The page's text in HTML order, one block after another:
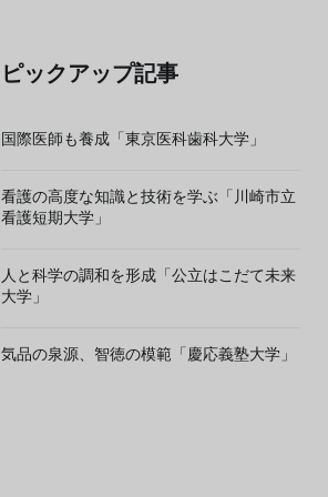
ピックアップ記事
国際医師も養成「東京医科歯科大学」
看護の高度な知識と技術を学ぶ「川崎市立
看護短期大学」
人と科学の調和を形成「公立はこだて未来
大学」
気品の泉源、智徳の模範「慶応義塾大学」